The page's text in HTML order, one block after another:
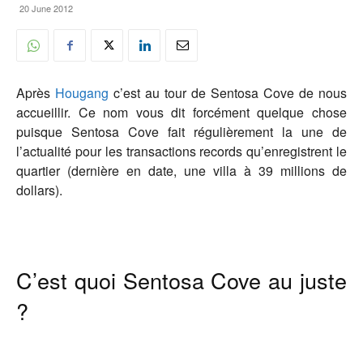
20 June 2012
Après Hougang c’est au tour de Sentosa Cove de nous
accueillir. Ce nom vous dit forcément quelque chose
puisque Sentosa Cove fait régulièrement la une de
l’actualité pour les transactions records qu’enregistrent le
quartier (dernière en date, une villa à 39 millions de
dollars).
C’est quoi Sentosa Cove au juste
?